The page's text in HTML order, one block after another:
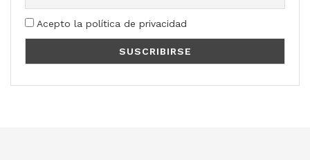
Acepto la política de privacidad